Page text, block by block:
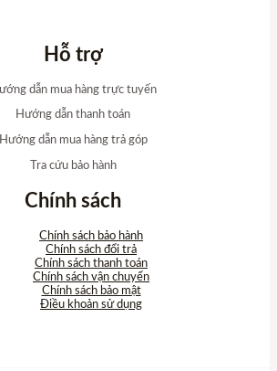
Hỗ trợ
dẫn mua hàng trực tuyến
Hướng dẫn thanh toán
Hướng dẫn mua hàng trả góp
Tra cứu bảo hành
Chính sách
Chính sách bảo hành
Chính sách đổi trả
Chính sách thanh toán
Chính sách vận chuyển
Chính sách bảo mật
Điều khoản sử dụng